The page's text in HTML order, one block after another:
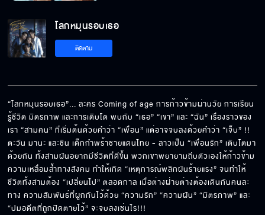
เราจะทำให้ตะวันภูมิใจ
นักข่าวภาคสนามคนใหม่
ตะวันดีใจที่เรา 3 คนได้กลับมาเจอกันพร้อมหน้า
โลกหมุนรอบเธอ
ติดตาม
“โลกหมุนรอบเธอ”... ละคร Coming of age การก้าวข้ามผ่านวัย การเรียน
รู้ชีวิต มิตรภาพ และการเติบโต พบกับ “เธอ” “เขา” และ “ฉัน” เรื่องราวของ
เรา “สามคน” ที่เริ่มต้นด้วยคำว่า “เพื่อน” แต่อาจจบลงด้วยคำว่า “เจ็บ” !!
ตะวัน มานะ และชิน เด็กกำพร้าชายแดนไทย - ลาวเป็น “เพื่อนรัก” เติบโตมา
ด้วยกัน ทั้งสามฝันอยากมีชีวิตที่ดีขึ้น พวกเขาพยายามถีบตัวเองให้ก้าวข้าม
ความเหลื่อมล้ำทางสังคม ทำให้เกิด “เหตุการณ์พลิกผันร้ายแรง” จนทำให้
ชีวิตทั้งสามต้อง “เปลี่ยนไป” ตลอดกาล เมื่อต่างฝ่ายต่างต้องเดินกันคนละ
ทาง ความสัมพันธ์ที่ผูกกันไว้ด้วย “ความรัก” “ความฝัน” “มิตรภาพ” และ
“ปมอดีตที่ถูกปิดตายไว้” จะจบลงเช่นไร!!!